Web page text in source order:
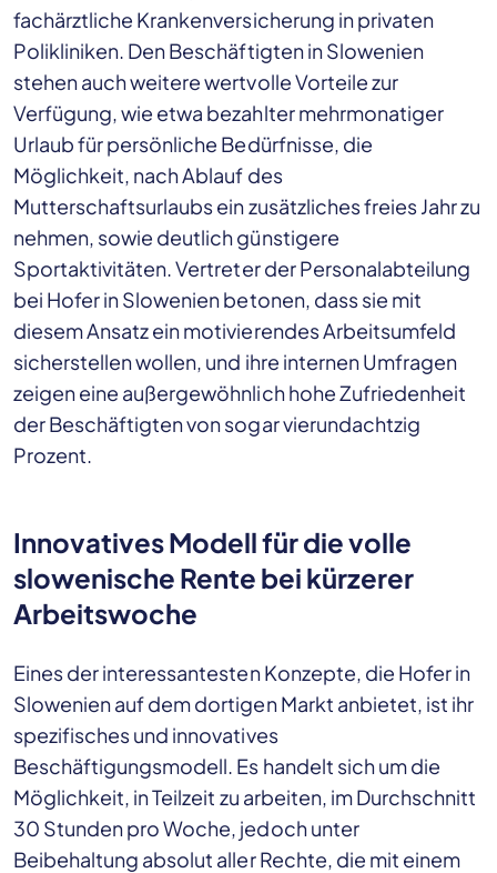
fachärztliche Krankenversicherung in privaten
Polikliniken. Den Beschäftigten in Slowenien
stehen auch weitere wertvolle Vorteile zur
Verfügung, wie etwa bezahlter mehrmonatiger
Urlaub für persönliche Bedürfnisse, die
Möglichkeit, nach Ablauf des
Mutterschaftsurlaubs ein zusätzliches freies Jahr zu
nehmen, sowie deutlich günstigere
Sportaktivitäten. Vertreter der Personalabteilung
bei Hofer in Slowenien betonen, dass sie mit
diesem Ansatz ein motivierendes Arbeitsumfeld
sicherstellen wollen, und ihre internen Umfragen
zeigen eine außergewöhnlich hohe Zufriedenheit
der Beschäftigten von sogar vierundachtzig
Prozent.
Innovatives Modell für die volle
slowenische Rente bei kürzerer
Arbeitswoche
Eines der interessantesten Konzepte, die Hofer in
Slowenien auf dem dortigen Markt anbietet, ist ihr
spezifisches und innovatives
Beschäftigungsmodell. Es handelt sich um die
Möglichkeit, in Teilzeit zu arbeiten, im Durchschnitt
30 Stunden pro Woche, jedoch unter
Beibehaltung absolut aller Rechte, die mit einem